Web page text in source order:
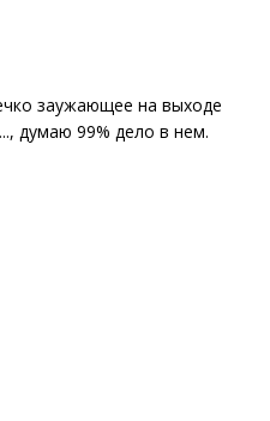
заужающее на выходе
думаю 99% дело в нем.